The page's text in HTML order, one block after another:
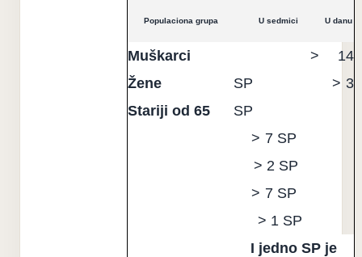
Populaciona grupa U sedmici U danu
Muškarci
Žene
Stariji od 65
> 14
SP
> 3
SP
> 7 SP
> 2 SP
> 7 SP
> 1 SP
I jedno SP je